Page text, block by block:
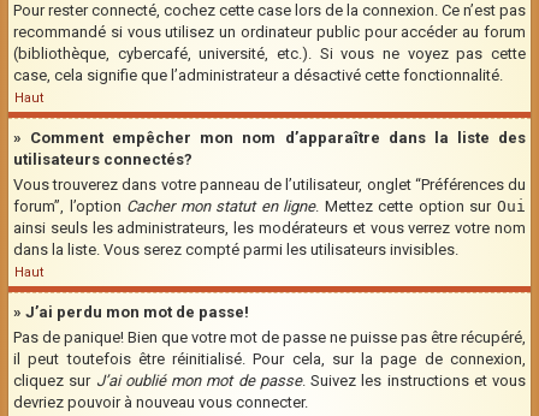
Pour rester connecté, cochez cette case lors de la connexion. Ce n’est pas
recommandé si vous utilisez un ordinateur public pour accéder au forum
(bibliothèque, cybercafé, université, etc.). Si vous ne voyez pas cette
case, cela signifie que l’administrateur a désactivé cette fonctionnalité.
Haut
» Comment empêcher mon nom d’apparaître dans la liste des
utilisateurs connectés?
Vous trouverez dans votre panneau de l’utilisateur, onglet “Préférences du
forum”, l’option Cacher mon statut en ligne. Mettez cette option surOui
ainsi seuls les administrateurs, les modérateurs et vous verrez votre nom
dans la liste. Vous serez compté parmi les utilisateurs invisibles.
Haut
» J’ai perdu mon mot de passe!
Pas de panique! Bien que votre mot de passe ne puisse pas être récupéré,
il peut toutefois être réinitialisé. Pour cela, sur la page de connexion,
cliquez sur J’ai oublié mon mot de passe. Suivez les instructions et vous
devriez pouvoir à nouveau vous connecter.